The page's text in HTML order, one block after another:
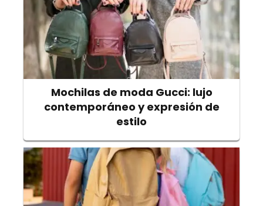
Mochilas de moda Gucci: lujo
contemporáneo y expresión de
estilo